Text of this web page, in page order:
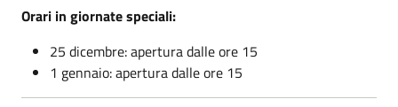
Orari in giornate speciali:
25 dicembre: apertura dalle ore 15
1 gennaio: apertura dalle ore 15